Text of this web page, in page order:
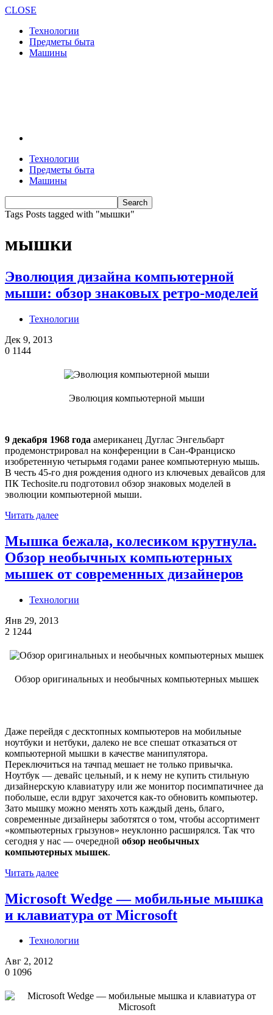
CLOSE
Технологии
Предметы быта
Машины
Технологии
Предметы быта
Машины
Tags Posts tagged with "мышки"
мышки
Эволюция дизайна компьютерной
мыши: обзор знаковых ретро-моделей
Технологии
Дек 9, 2013
0 1144
Эволюция компьютерной мыши
9 декабря 1968 года американец Дуглас Энгельбарт
продемонстрировал на конференции в Сан-Франциско
изобретенную четырьмя годами ранее компьютерную мышь.
В честь 45-го дня рождения одного из ключевых девайсов для
ПК Techosite.ru подготовил обзор знаковых моделей в
эволюции компьютерной мыши.
Читать далее
Мышка бежала, колесиком крутнула.
Обзор необычных компьютерных
мышек от современных дизайнеров
Технологии
Янв 29, 2013
2 1244
Обзор оригинальных и необычных компьютерных мышек
Даже перейдя с десктопных компьютеров на мобильные
ноутбуки и нетбуки, далеко не все спешат отказаться от
компьютерной мышки в качестве манипулятора.
Переключиться на тачпад мешает не только привычка.
Ноутбук — девайс цельный, и к нему не купить стильную
дизайнерскую клавиатуру или же монитор посимпатичнее да
побольше, если вдруг захочется как-то обновить компьютер.
Зато мышку можно менять хоть каждый день, благо,
современные дизайнеры заботятся о том, чтобы ассортимент
«компьютерных грызунов» неуклонно расширялся. Так что
сегодня у нас — очередной обзор необычных
компьютерных мышек.
Читать далее
Microsoft Wedge — мобильные мышка
и клавиатура от Microsoft
Технологии
Авг 2, 2012
0 1096